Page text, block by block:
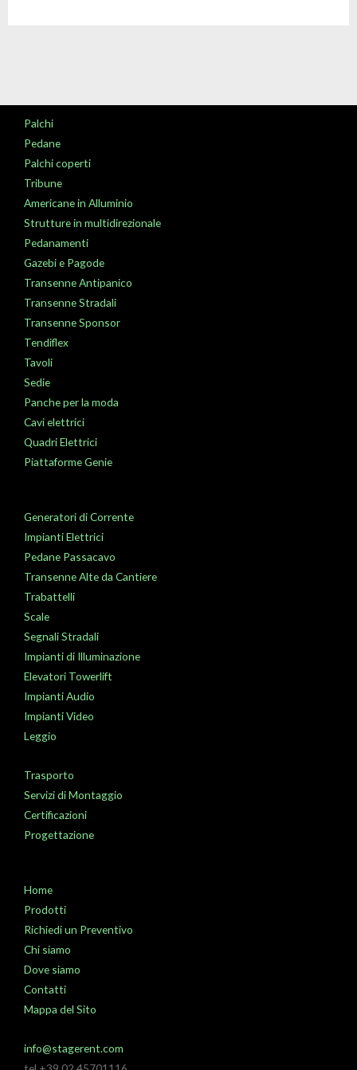
Palchi
Pedane
Palchi coperti
Tribune
Americane in Alluminio
Strutture in multidirezionale
Pedanamenti
Gazebi e Pagode
Transenne Antipanico
Transenne Stradali
Transenne Sponsor
Tendiflex
Tavoli
Sedie
Panche per la moda
Cavi elettrici
Quadri Elettrici
Piattaforme Genie
Generatori di Corrente
Impianti Elettrici
Pedane Passacavo
Transenne Alte da Cantiere
Trabattelli
Scale
Segnali Stradali
Impianti di Illuminazione
Elevatori Towerlift
Impianti Audio
Impianti Video
Leggio
Trasporto
Servizi di Montaggio
Certificazioni
Progettazione
Home
Prodotti
Richiedi un Preventivo
Chi siamo
Dove siamo
Contatti
Mappa del Sito
info@stagerent.com